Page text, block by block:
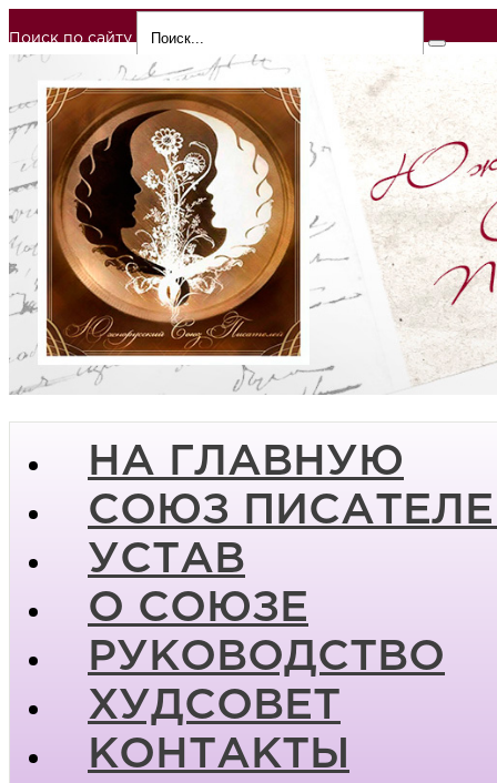
Поиск по сайту
НА ГЛАВНУЮ
СОЮЗ
УСТАВ
О СОЮЗЕ
РУКОВОДСТВО
ХУДСОВЕТ
КОНТАКТЫ